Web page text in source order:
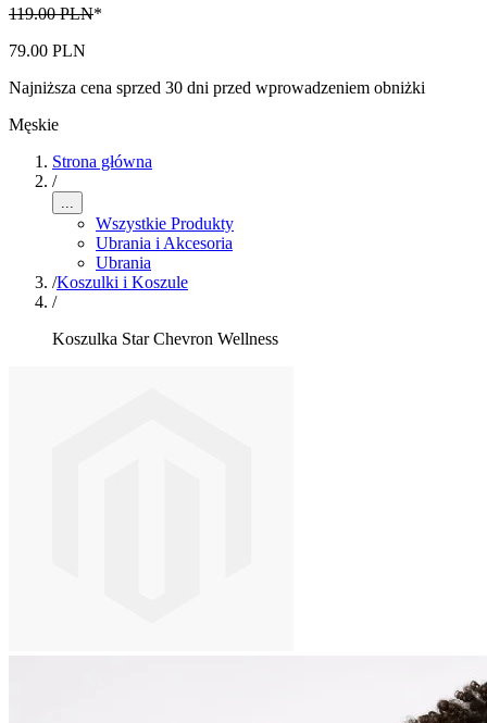
119.00 PLN*
79.00 PLN
Najniższa cena sprzed 30 dni przed wprowadzeniem obniżki
Męskie
Strona główna
/
...
Wszystkie Produkty
Ubrania i Akcesoria
Ubrania
/Koszulki i Koszule
/
Koszulka Star Chevron Wellness